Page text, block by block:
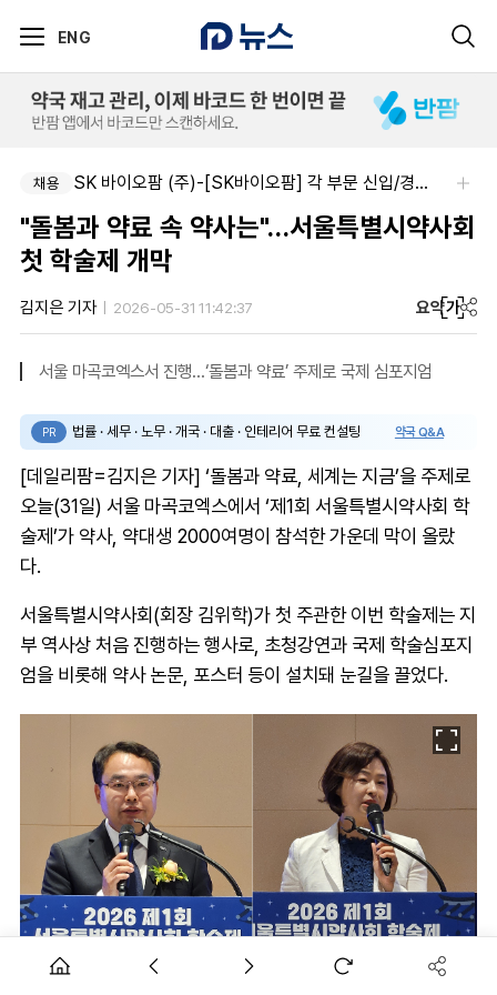
ENG
채용 SK 바이오팜 (주)-[SK바이오팜] 각 부문 신입/경력 구성원 영입
"돌봄과 약료 속 약사는"…서울특별시약사회
첫 학술제 개막
김지은 기자 2026-05-31 11:42:37 요약가
서울 마곡코엑스서 진행…‘돌봄과 약료’ 주제로 국제 심포지엄
PR 법률 · 세무 · 노무 · 개국 · 대출 · 인테리어 무료 컨설팅 약국 Q&A
[데일리팜=김지은 기자] ‘돌봄과 약료, 세계는 지금’을 주제로
오늘(31일) 서울 마곡코엑스에서 ‘제1회 서울특별시약사회 학
술제’가 약사, 약대생 2000여명이 참석한 가운데 막이 올랐
다.
서울특별시약사회(회장 김위학)가 첫 주관한 이번 학술제는 지
부 역사상 처음 진행하는 행사로, 초청강연과 국제 학술심포지
엄을 비롯해 약사 논문, 포스터 등이 설치돼 눈길을 끌었다.